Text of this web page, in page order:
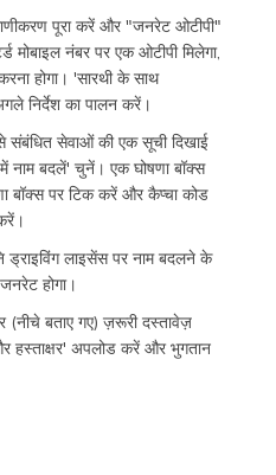
पूरा करें और "जनरेट ओटीपी"
नंबर पर एक ओटीपी मिलेगा,
होगा। 'सारथी के साथ
निर्देश का पालन करें।
संबंधित सेवाओं की एक सूची दिखाई
नाम बदलें' चुनें। एक घोषणा बॉक्स
बॉक्स पर टिक करें और कैप्चा कोड
ड्राइविंग लाइसेंस पर नाम बदलने के
होगा।
(नीचे बताए गए) ज़रूरी दस्तावेज़
हस्ताक्षर' अपलोड करें और भुगतान